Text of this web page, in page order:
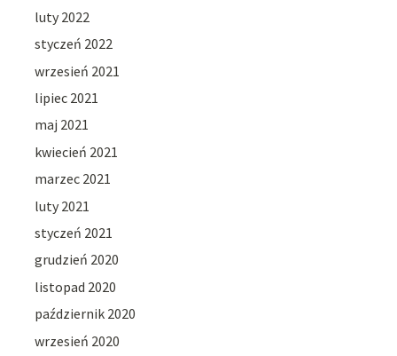
luty 2022
styczeń 2022
wrzesień 2021
lipiec 2021
maj 2021
kwiecień 2021
marzec 2021
luty 2021
styczeń 2021
grudzień 2020
listopad 2020
październik 2020
wrzesień 2020